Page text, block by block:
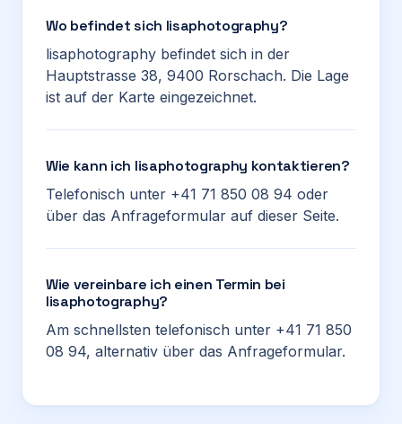
Wo befindet sich lisaphotography?
lisaphotography befindet sich in der
Hauptstrasse 38, 9400 Rorschach. Die Lage
ist auf der Karte eingezeichnet.
Wie kann ich lisaphotography kontaktieren?
Telefonisch unter +41 71 850 08 94 oder
über das Anfrageformular auf dieser Seite.
Wie vereinbare ich einen Termin bei
lisaphotography?
Am schnellsten telefonisch unter +41 71 850
08 94, alternativ über das Anfrageformular.